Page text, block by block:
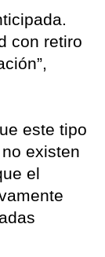
con retiro
este tipo
existen
el